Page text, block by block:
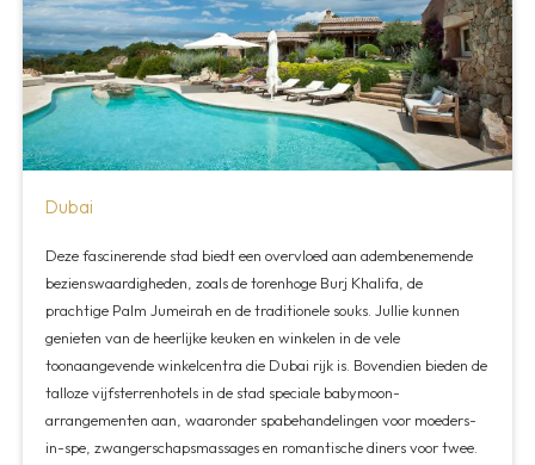
Dubai
Deze fascinerende stad biedt een overvloed aan adembenemende
bezienswaardigheden, zoals de torenhoge Burj Khalifa, de
prachtige Palm Jumeirah en de traditionele souks. Jullie kunnen
genieten van de heerlijke keuken en winkelen in de vele
toonaangevende winkelcentra die Dubai rijk is. Bovendien bieden de
talloze vijfsterrenhotels in de stad speciale babymoon-
arrangementen aan, waaronder spabehandelingen voor moeders-
in-spe, zwangerschapsmassages en romantische diners voor twee.